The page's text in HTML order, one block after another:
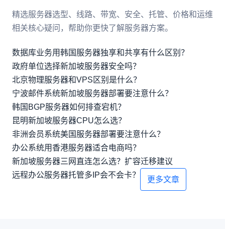
精选服务器选型、线路、带宽、安全、托管、价格和运维
相关核心疑问，帮助你更快了解服务器方案。
数据库业务用韩国服务器独享和共享有什么区别？
政府单位选择新加坡服务器安全吗？
北京物理服务器和VPS区别是什么？
宁波邮件系统新加坡服务器部署要注意什么？
韩国BGP服务器如何排查宕机？
昆明新加坡服务器CPU怎么选？
非洲会员系统美国服务器部署要注意什么？
办公系统用香港服务器适合电商吗？
新加坡服务器三网直连怎么选？扩容迁移建议
远程办公服务器托管多IP会不会卡？
更多文章